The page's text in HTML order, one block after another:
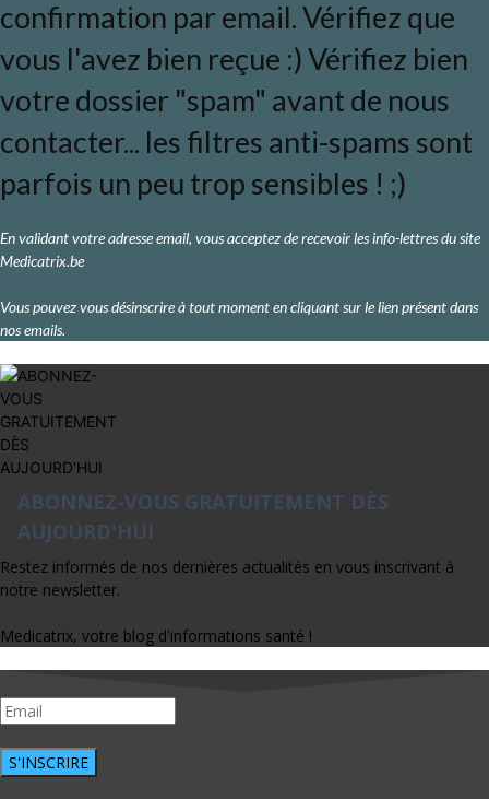
confirmation par email. Vérifiez que
vous l'avez bien reçue :) Vérifiez bien
votre dossier "spam" avant de nous
contacter... les filtres anti-spams sont
parfois un peu trop sensibles ! ;)
En validant votre adresse email, vous acceptez de recevoir les info-lettres du site
Medicatrix.be
Vous pouvez vous désinscrire à tout moment en cliquant sur le lien présent dans
nos emails.
ABONNEZ-VOUS GRATUITEMENT DÈS
AUJOURD'HUI
Restez informés de nos dernières actualités en vous inscrivant à
notre newsletter.
Medicatrix, votre blog d'informations santé !
S'INSCRIRE